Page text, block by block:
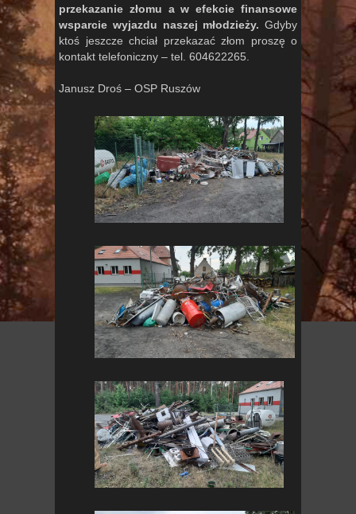
przekazanie złomu a w efekcie finansowe
wsparcie wyjazdu naszej młodzieży. Gdyby
ktoś jeszcze chciał przekazać złom proszę o
kontakt telefoniczny – tel. 604622265.
Janusz Droś – OSP Ruszów